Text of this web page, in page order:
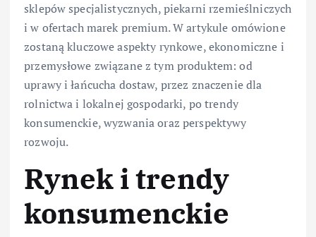
sklepów specjalistycznych, piekarni rzemieślniczych
i w ofertach marek premium. W artykule omówione
zostaną kluczowe aspekty rynkowe, ekonomiczne i
przemysłowe związane z tym produktem: od
uprawy i łańcucha dostaw, przez znaczenie dla
rolnictwa i lokalnej gospodarki, po trendy
konsumenckie, wyzwania oraz perspektywy
rozwoju.
Rynek i trendy
konsumenckie